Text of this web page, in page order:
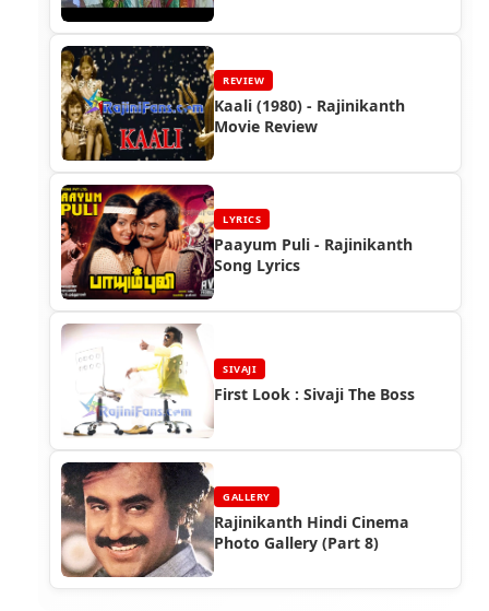
REVIEW
Kaali (1980) - Rajinikanth
Movie Review
LYRICS
Paayum Puli - Rajinikanth
Song Lyrics
SIVAJI
First Look : Sivaji The Boss
GALLERY
Rajinikanth Hindi Cinema
Photo Gallery (Part 8)